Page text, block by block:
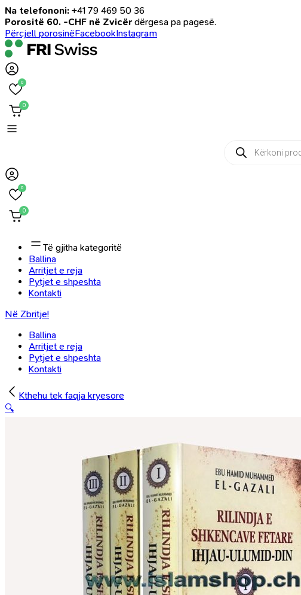
Na telefononi: +41 79 469 50 36
Porositë 60. -CHF në Zvicër dërgesa pa pagesë.
Përcjell porosinëFacebookInstagram
0
0
Products
search
0
0
Të gjitha kategoritë
Ballina
Arritjet e reja
Pytjet e shpeshta
Kontakti
Në Zbritje!
Ballina
Arritjet e reja
Pytjet e shpeshta
Kontakti
Kthehu tek faqja kryesore
🔍